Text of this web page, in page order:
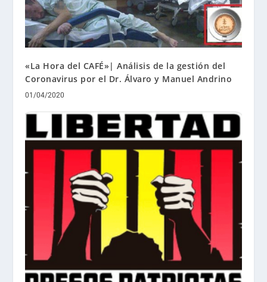
«La Hora del CAFÉ»| Análisis de la gestión del
Coronavirus por el Dr. Álvaro y Manuel Andrino
01/04/2020